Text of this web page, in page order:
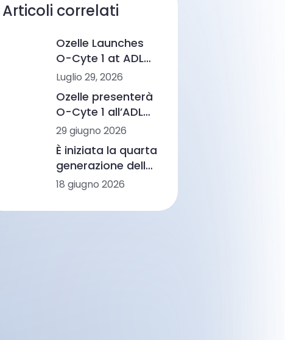
Articoli correlati
Ozelle Launches
O-Cyte 1 at ADLM
2026, Marking a
New Step in AI-
Powered
Hematology
Luglio 29, 2026
Ozelle presenterà
O-Cyte 1 all’ADLM
2026, apportando
velocità all’analisi
morfologica
basata
sull’intelligenza
29 giugno 2026
È iniziata la quarta
generazione delle
analisi
18 giugno 2026